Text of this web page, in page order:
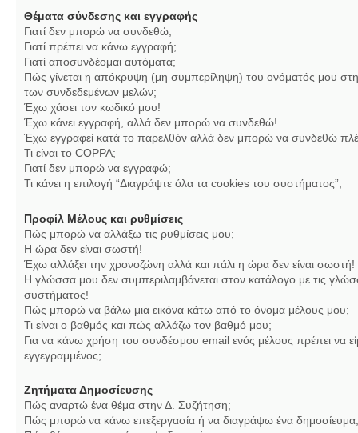
Θέματα σύνδεσης και εγγραφής
Γιατί δεν μπορώ να συνδεθώ;
Γιατί πρέπει να κάνω εγγραφή;
Γιατί αποσυνδέομαι αυτόματα;
Πώς γίνεται η απόκρυψη (μη συμπερίληψη) του ονόματός μου στη
των συνδεδεμένων μελών;
Έχω χάσει τον κωδικό μου!
Έχω κάνει εγγραφή, αλλά δεν μπορώ να συνδεθώ!
Έχω εγγραφεί κατά το παρελθόν αλλά δεν μπορώ να συνδεθώ
Τι είναι το COPPA;
Γιατί δεν μπορώ να εγγραφώ;
Τι κάνει η επιλογή “Διαγράψτε όλα τα cookies του συστήματος”;
Προφίλ Μέλους και ρυθμίσεις
Πώς μπορώ να αλλάξω τις ρυθμίσεις μου;
Η ώρα δεν είναι σωστή!
Έχω αλλάξει την χρονοζώνη αλλά και πάλι η ώρα δεν είναι σωστή!
Η γλώσσα μου δεν συμπεριλαμβάνεται στον κατάλογο με τις
συστήματος!
Πώς μπορώ να βάλω μια εικόνα κάτω από το όνομα μέλους μου;
Τι είναι ο βαθμός και πώς αλλάζω τον βαθμό μου;
Για να κάνω χρήση του συνδέσμου email ενός μέλους πρέπει να
εγγεγραμμένος;
Ζητήματα Δημοσίευσης
Πώς αναρτώ ένα θέμα στην Δ. Συζήτηση;
Πώς μπορώ να κάνω επεξεργασία ή να διαγράψω ένα δημοσίευμα;